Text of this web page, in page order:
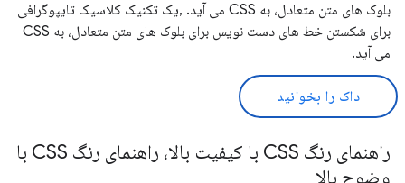
بلوک های متن متعادل، به CSS می آید. ,یک تکنیک کلاسیک تایپوگرافی
برای شکستن خط های دست نویس برای بلوک های متن متعادل، به CSS
می آید.
داک را بخوانید
راهنمای رنگ CSS با کیفیت بالا، راهنمای رنگ CSS با
وضوح بالا